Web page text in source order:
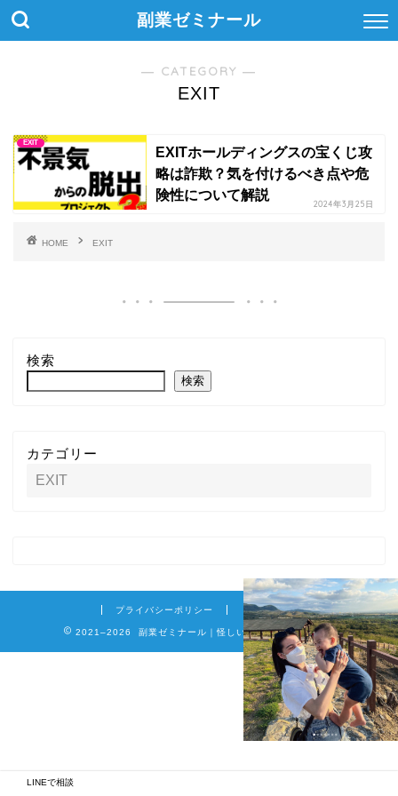
副業ゼミナール
― CATEGORY ―
EXIT
EXIT
EXITホールディングスの宝くじ攻
略は詐欺？気を付けるべき点や危
険性について解説
2024年3月25日
HOME EXIT
検索
検索
カテゴリー
プライバシーポリシー 免責事項
2021–2026 副業ゼミナール｜怪しい詐欺副業を徹底調査
LINEで相談